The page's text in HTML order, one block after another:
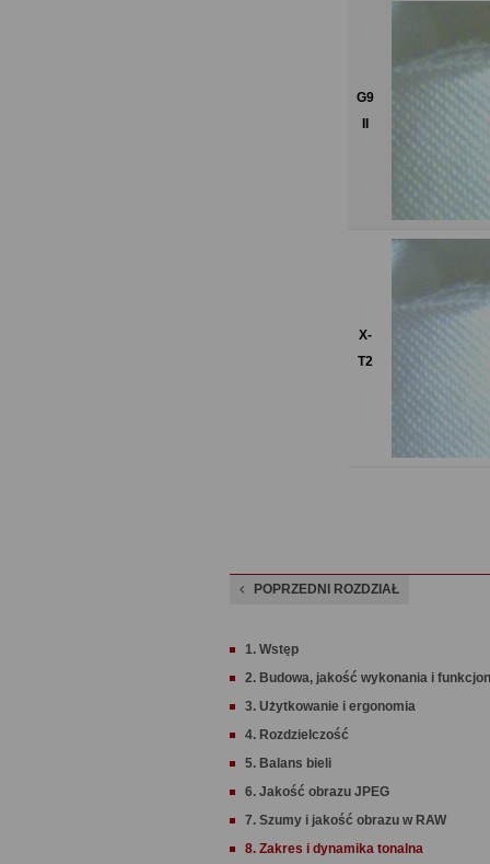
G9
X-
T2
POPRZEDNI ROZDZIAŁ
1. Wstęp
2. Budowa, jakość wykonania i
3. Użytkowanie i ergonomia
4. Rozdzielczość
5. Balans bieli
6. Jakość obrazu JPEG
7. Szumy i jakość obrazu w RAW
8. Zakres i dynamika tonalna